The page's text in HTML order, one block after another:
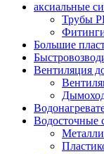
аксиальные
Трубы
Большие
Вентиляция
Водосточные